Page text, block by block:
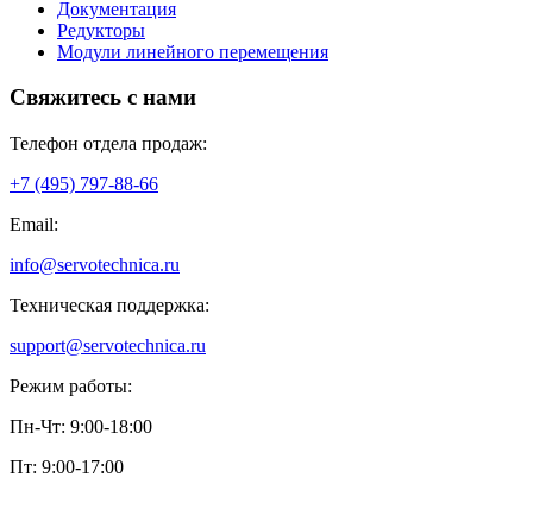
Документация
Редукторы
Модули линейного перемещения
Свяжитесь с нами
Телефон отдела продаж:
+7 (495) 797-88-66
Email:
info@servotechnica.ru
Техническая поддержка:
support@servotechnica.ru
Режим работы:
Пн-Чт: 9:00-18:00
Пт: 9:00-17:00